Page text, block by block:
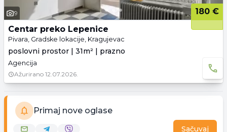
9
180 €
Centar preko Lepenice
Pivara, Gradske lokacije, Kragujevac
poslovni prostor | 31m² | prazno
Agencija
Ažurirano 12.07.2026.
Primaj nove oglase
Sačuvaj